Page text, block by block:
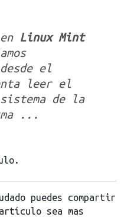
Linux Mint
el
leer el
de la
...
puedes compartir
sea mas